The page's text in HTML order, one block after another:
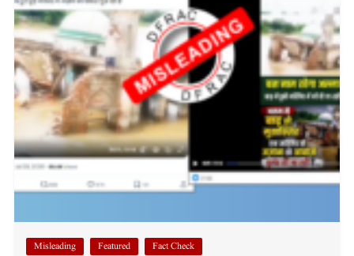
Fact Check
Featured
Misleading